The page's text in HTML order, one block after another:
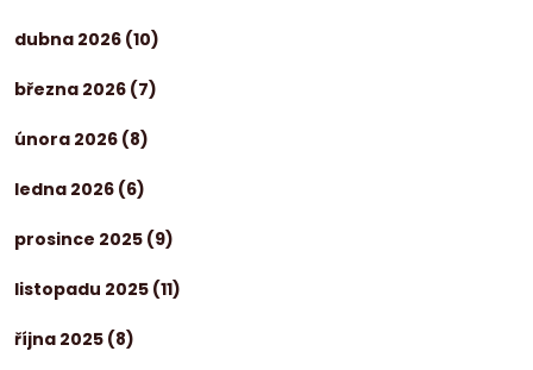
dubna 2026 (10)
března 2026 (7)
února 2026 (8)
ledna 2026 (6)
prosince 2025 (9)
listopadu 2025 (11)
října 2025 (8)